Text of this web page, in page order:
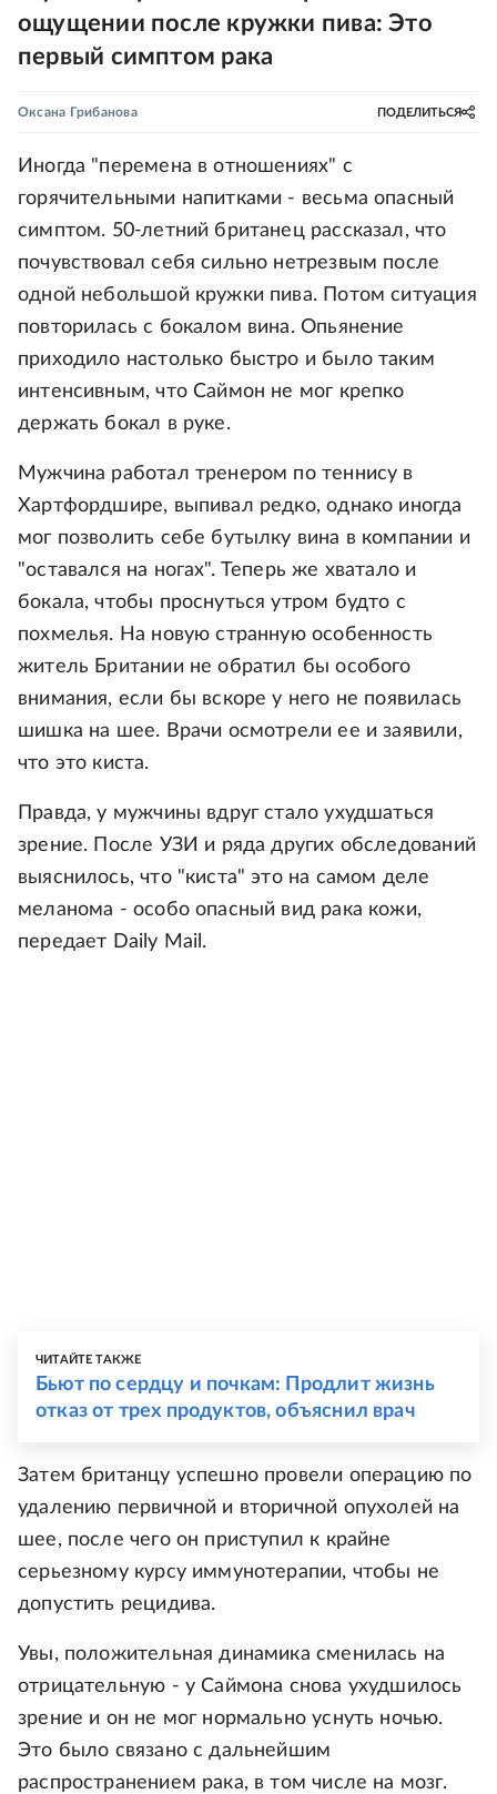
ощущении после кружки пива: Это
первый симптом рака
Оксана Грибанова ПОДЕЛИТЬСЯ
Иногда "перемена в отношениях" с
горячительными напитками - весьма опасный
симптом. 50-летний британец рассказал, что
почувствовал себя сильно нетрезвым после
одной небольшой кружки пива. Потом ситуация
повторилась с бокалом вина. Опьянение
приходило настолько быстро и было таким
интенсивным, что Саймон не мог крепко
держать бокал в руке.
Мужчина работал тренером по теннису в
Хартфордшире, выпивал редко, однако иногда
мог позволить себе бутылку вина в компании и
"оставался на ногах". Теперь же хватало и
бокала, чтобы проснуться утром будто с
похмелья. На новую странную особенность
житель Британии не обратил бы особого
внимания, если бы вскоре у него не появилась
шишка на шее. Врачи осмотрели ее и заявили,
что это киста.
Правда, у мужчины вдруг стало ухудшаться
зрение. После УЗИ и ряда других обследований
выяснилось, что "киста" это на самом деле
меланома - особо опасный вид рака кожи,
передает Daily Mail.
ЧИТАЙТЕ ТАКЖЕ
Бьют по сердцу и почкам: Продлит жизнь
отказ от трех продуктов, объяснил врач
Затем британцу успешно провели операцию по
удалению первичной и вторичной опухолей на
шее, после чего он приступил к крайне
серьезному курсу иммунотерапии, чтобы не
допустить рецидива.
Увы, положительная динамика сменилась на
отрицательную - у Саймона снова ухудшилось
зрение и он не мог нормально уснуть ночью.
Это было связано с дальнейшим
распространением рака, в том числе на мозг.